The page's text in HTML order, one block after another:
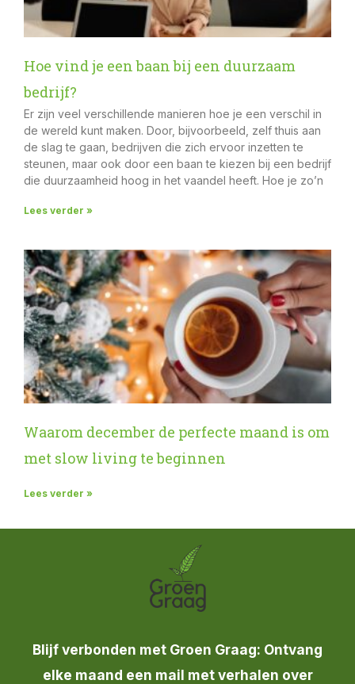
Hoe vind je een baan bij een duurzaam
bedrijf?
Er zijn veel verschillende manieren hoe je een verschil in
de wereld kunt maken. Door, bijvoorbeeld, zelf thuis aan
de slag te gaan, bedrijven die zich ervoor inzetten te
steunen, maar ook door een baan te kiezen bij een bedrijf
die duurzaamheid hoog in het vaandel heeft. Hoe je zo’n
Lees verder »
Waarom december de perfecte maand is om
met slow living te beginnen
Lees verder »
Blijf verbonden met Groen Graag: Ontvang
elke maand een mail met verhalen over